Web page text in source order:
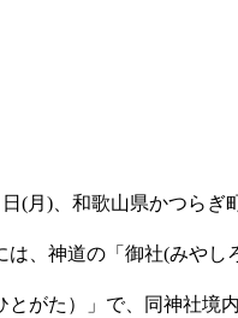
(月)、和歌山県かつら
、神道の「御社(みや
がた）」で、同神社境